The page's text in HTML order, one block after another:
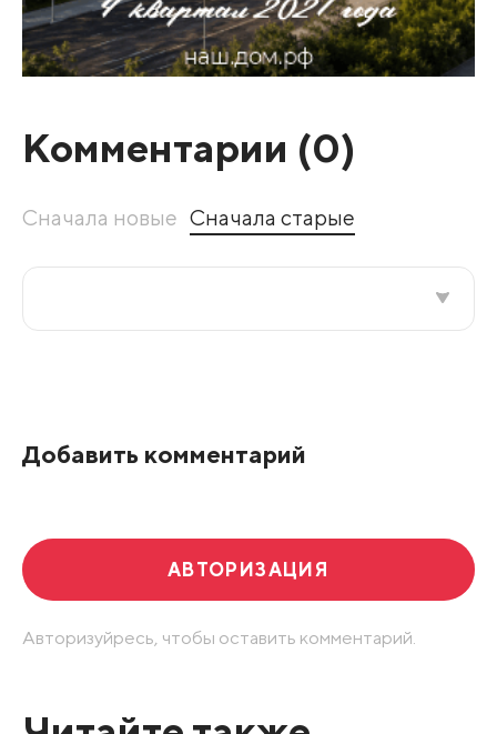
Комментарии (0)
Сначала новые Сначала старые
Добавить комментарий
АВТОРИЗАЦИЯ
Авторизуйресь, чтобы оставить комментарий.